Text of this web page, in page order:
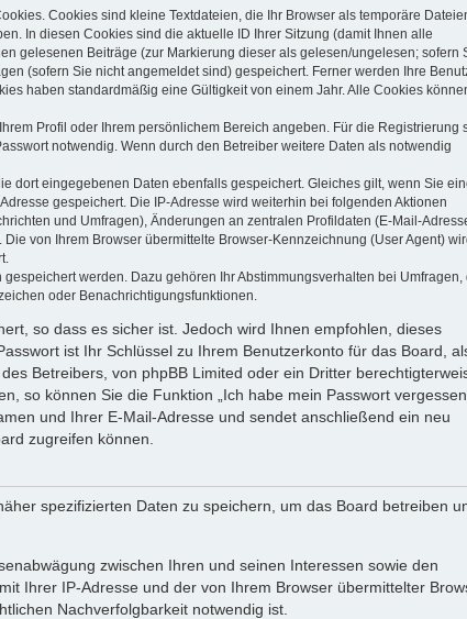
Cookies sind kleine Textdateien, die Ihr Browser als temporäre
In diesen Cookies sind die aktuelle ID Ihrer Sitzung (damit Ihnen alle
gelesenen Beiträge (zur Markierung dieser als gelesen/ungelesen; sofern
(sofern Sie nicht angemeldet sind) gespeichert. Ferner werden Ihre
haben standardmäßig eine Gültigkeit von einem Jahr. Alle Cookies
Profil oder Ihrem persönlichem Bereich angeben. Für die Registrierung
notwendig. Wenn durch den Betreiber weitere Daten als notwendig
dort eingegebenen Daten ebenfalls gespeichert. Gleiches gilt, wenn Sie
gespeichert. Die IP-Adresse wird weiterhin bei folgenden Aktionen
und Umfragen), Änderungen an zentralen Profildaten (E-Mail-
von Ihrem Browser übermittelte Browser-Kennzeichnung (User Agent)
werden. Dazu gehören Ihr Abstimmungsverhalten bei Umfragen,
oder Benachrichtigungsfunktionen.
so dass es sicher ist. Jedoch wird Ihnen empfohlen, dieses
ist Ihr Schlüssel zu Ihrem Benutzerkonto für das Board,
Betreibers, von phpBB Limited oder ein Dritter
so können Sie die Funktion „Ich habe mein Passwort
und Ihrer E-Mail-Adresse und sendet anschließend ein neu
zugreifen können.
spezifizierten Daten zu speichern, um das Board betreiben
zwischen Ihren und seinen Interessen sowie den
Ihrer IP-Adresse und der von Ihrem Browser übermittelter
Nachverfolgbarkeit notwendig ist.